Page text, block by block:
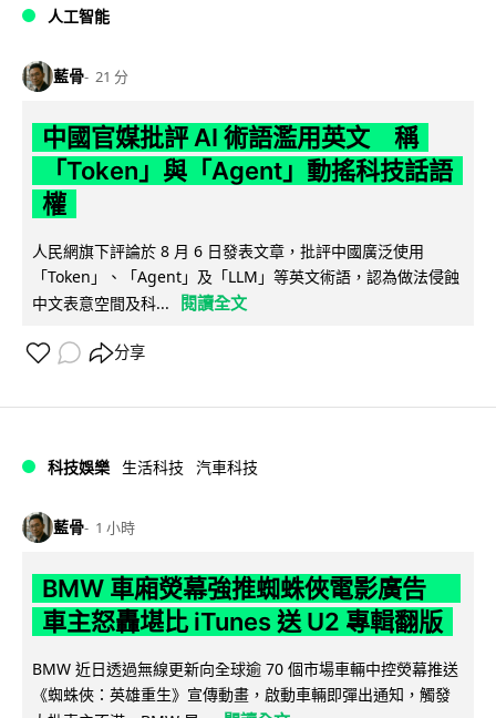
人工智能
藍骨 21 分
中國官媒批評 AI 術語濫用英文 稱
「Token」與「Agent」動搖科技話語
權
人民網旗下評論於 8 月 6 日發表文章，批評中國廣泛使用
「Token」、「Agent」及「LLM」等英文術語，認為做法侵蝕
中文表意空間及科...
閱讀全文
分享
科技娛樂 生活科技 汽車科技
藍骨 1 小時
BMW 車廂熒幕強推蜘蛛俠電影廣告
車主怒轟堪比 iTunes 送 U2 專輯翻版
BMW 近日透過無線更新向全球逾 70 個市場車輛中控熒幕推送
《蜘蛛俠：英雄重生》宣傳動畫，啟動車輛即彈出通知，觸發